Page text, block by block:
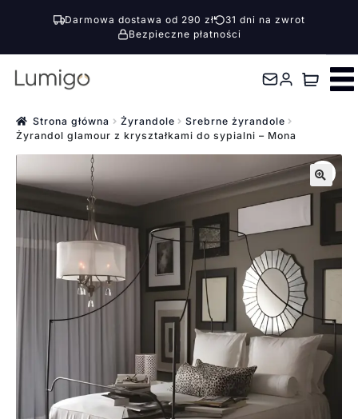
Darmowa dostawa od 290 zł
31 dni na zwrot
Bezpieczne płatności
Przejdź
nawigacji
Przejdź
treści Strona główna Żyrandole
Srebrne żyrandole
Żyrandol glamour z kryształkami do sypialni – Mona
🔍